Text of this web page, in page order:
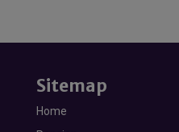
Sitemap
Home